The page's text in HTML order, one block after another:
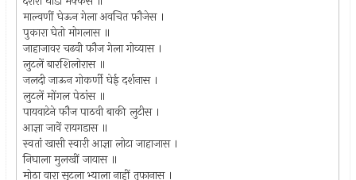
माल्वणीं घेऊन गेला अवचित फौजेस ।
पुकारा घेतो मोगलास ॥
जाहाजावर चढवी फौज गेला गोव्यास ।
लुटलें बारशिलोरास ॥
जलदी जाऊन गोकर्णी घेई दर्शनास ।
लुटलें मोंगल पेठांस ॥
पायवाटेने फौज पाठवी बाकी लुटीस ।
आज्ञा जावें रायगडास ॥
स्वतां खासी स्वारी आज्ञा लोटा जाहाजास ।
निघाला मुलखीं जायास ॥
मोठा वारा सुटला भ्याला नाहीं तुफानास ।